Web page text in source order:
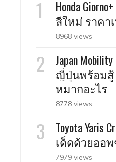
Honda
สีใหม่ ราคา
8968 views
Japan
ญี่ปุ่นพร้อมสู้
หมากอะไร
8778 views
Toyota Yaris
เด็ดด้วยออ
7979 views